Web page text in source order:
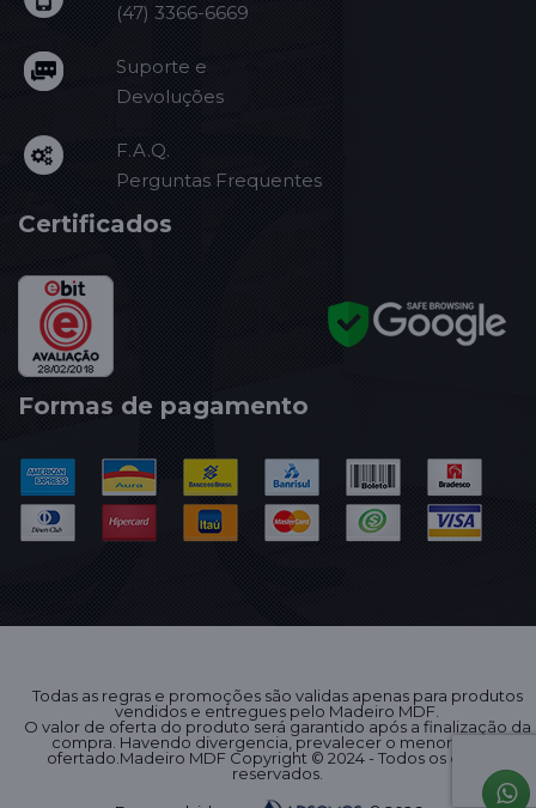
(47) 3366-6669
Suporte e
Devoluções
F.A.Q.
Perguntas Frequentes
Certificados
Formas de pagamento
Todas as regras e promoções são validas apenas para produtos
vendidos e entregues pelo Madeiro MDF.
O valor de oferta do produto será garantido após a finalização da
compra. Havendo divergencia, prevalecer o menor preço
ofertado.Madeiro MDF Copyright © 2024 - Todos os direitos
reservados.